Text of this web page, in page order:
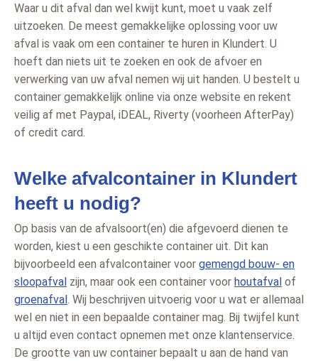
Waar u dit afval dan wel kwijt kunt, moet u vaak zelf
uitzoeken. De meest gemakkelijke oplossing voor uw
afval is vaak om een container te huren in Klundert. U
hoeft dan niets uit te zoeken en ook de afvoer en
verwerking van uw afval nemen wij uit handen. U bestelt u
container gemakkelijk online via onze website en rekent
veilig af met Paypal, iDEAL, Riverty (voorheen AfterPay)
of credit card.
Welke afvalcontainer in Klundert
heeft u nodig?
Op basis van de afvalsoort(en) die afgevoerd dienen te
worden, kiest u een geschikte container uit. Dit kan
bijvoorbeeld een afvalcontainer voor gemengd bouw- en
sloopafval zijn, maar ook een container voor houtafval of
groenafval . Wij beschrijven uitvoerig voor u wat er allemaal
wel en niet in een bepaalde container mag. Bij twijfel kunt
u altijd even contact opnemen met onze klantenservice.
De grootte van uw container bepaalt u aan de hand van